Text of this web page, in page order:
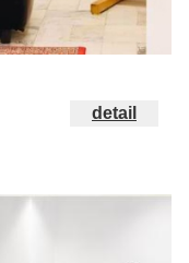
detail